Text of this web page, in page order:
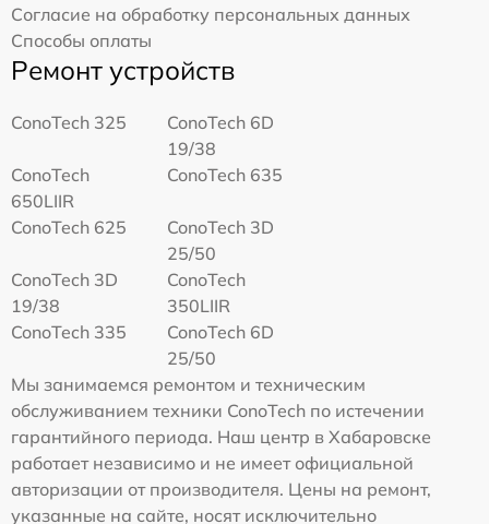
Согласие на обработку персональных данных
Способы оплаты
Ремонт устройств
ConoTech 325
ConoTech 6D
19/38
ConoTech
650LIIR
ConoTech 635
ConoTech 625
ConoTech 3D
25/50
ConoTech 3D
19/38
ConoTech
350LIIR
ConoTech 335
ConoTech 6D
25/50
Мы занимаемся ремонтом и техническим
обслуживанием техники ConoTech по истечении
гарантийного периода. Наш центр в Хабаровске
работает независимо и не имеет официальной
авторизации от производителя. Цены на ремонт,
указанные на сайте, носят исключительно